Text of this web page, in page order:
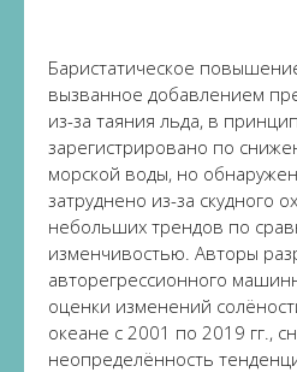
Баристатическое
вызванное добавлением
из-за таяния льда, в
зарегистрировано по
морской воды, но
затруднено из-за скудного
небольших трендов по
изменчивостью. Авторы
авторегрессионного
оценки изменений
океане с 2001 по 2019 гг.,
неопределённость